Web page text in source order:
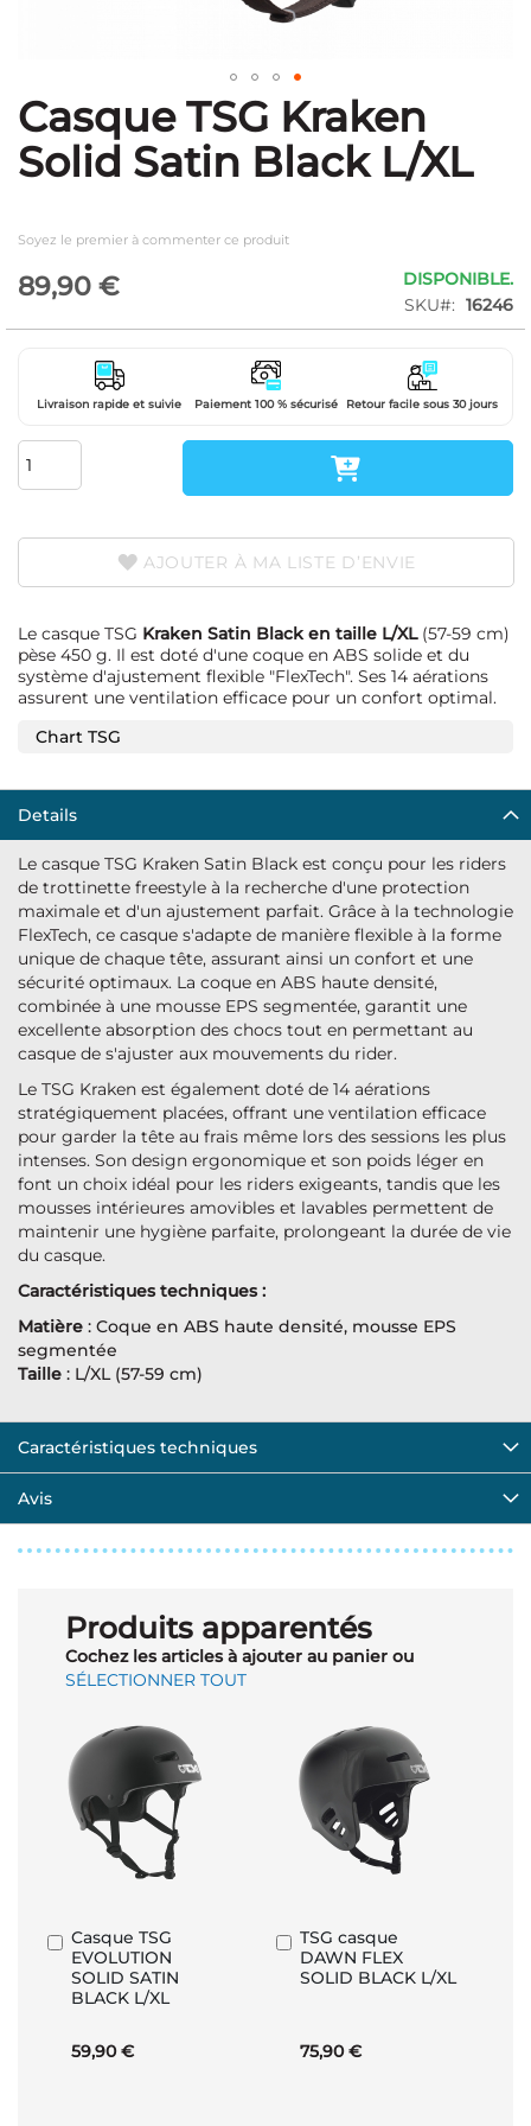
Skip
to
the
beginning
images
gallery
Casque TSG Kraken
Solid Satin Black L/XL
Soyez le premier à commenter ce produit
89,90 €
DISPONIBLE.
SKU
16246
Livraison rapide et suivie Paiement 100 % sécurisé Retour facile sous 30 jours
AJOUTER À MA LISTE D’ENVIE
Le casque TSG Kraken Satin Black en taille L/XL(57-59 cm)
pèse 450 g. Il est doté d'une coque en ABS solide et du
système d'ajustement flexible "FlexTech". Ses 14 aérations
assurent une ventilation efficace pour un confort optimal.
Chart TSG
Details
Le casque TSG Kraken Satin Black est conçu pour les riders
de trottinette freestyle à la recherche d'une protection
maximale et d'un ajustement parfait. Grâce à la technologie
FlexTech, ce casque s'adapte de manière flexible à la forme
unique de chaque tête, assurant ainsi un confort et une
sécurité optimaux. La coque en ABS haute densité,
combinée à une mousse EPS segmentée, garantit une
excellente absorption des chocs tout en permettant au
casque de s'ajuster aux mouvements du rider.
Le TSG Kraken est également doté de 14 aérations
stratégiquement placées, offrant une ventilation efficace
pour garder la tête au frais même lors des sessions les plus
intenses. Son design ergonomique et son poids léger en
font un choix idéal pour les riders exigeants, tandis que les
mousses intérieures amovibles et lavables permettent de
maintenir une hygiène parfaite, prolongeant la durée de vie
du casque.
Caractéristiques techniques :
Matière : Coque en ABS haute densité, mousse EPS
segmentée
Taille : L/XL (57-59 cm)
Caractéristiques techniques
Avis
Produits apparentés
Cochez les articles à ajouter au panier ou
SÉLECTIONNER TOUT
Casque TSG
EVOLUTION
SOLID SATIN
BLACK L/XL
59,90 €
Ajouter
au
panier
TSG casque
DAWN FLEX
SOLID BLACK L/XL
75,90 €
Ajouter
au
panier